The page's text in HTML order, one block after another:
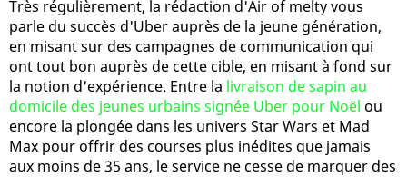
Très régulièrement, la rédaction d'Air of melty vous
parle du succès d'Uber auprès de la jeune génération,
en misant sur des campagnes de communication qui
ont tout bon auprès de cette cible, en misant à fond sur
la notion d'expérience. Entre la livraison de sapin au
domicile des jeunes urbains signée Uber pour Noël ou
encore la plongée dans les univers Star Wars et Mad
Max pour offrir des courses plus inédites que jamais
aux moins de 35 ans, le service ne cesse de marquer des